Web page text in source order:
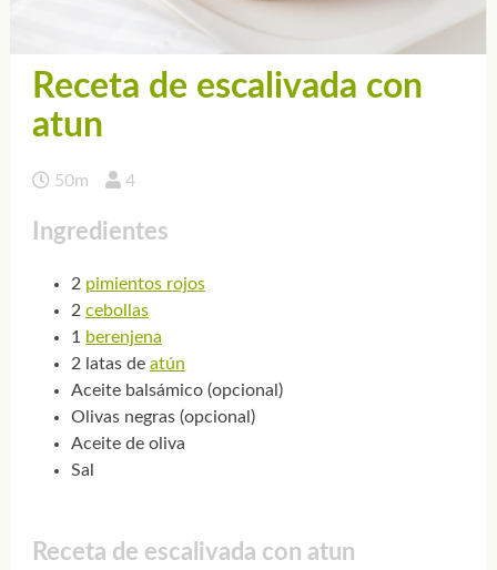
Receta de escalivada con
atun
50m 4
Ingredientes
2 pimientos rojos
2 cebollas
1
berenjena
2 latas de atún
Aceite balsámico (opcional)
Olivas negras (opcional)
Aceite de oliva
Sal
Receta de escalivada con atun